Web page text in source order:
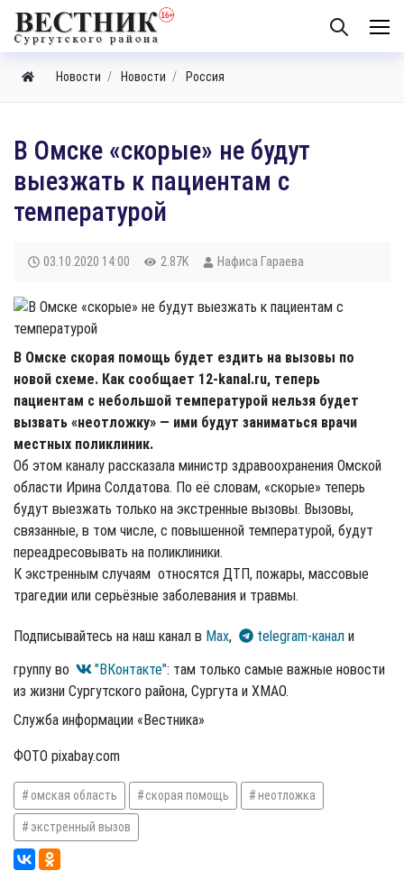
Новости Новости Россия
В Омске «скорые» не будут
выезжать к пациентам с
температурой
03.10.2020 14:00 2.87K Нафиса Гараева
В Омске скорая помощь будет ездить на вызовы по
новой схеме. Как сообщает 12-kanal.ru, теперь
пациентам с небольшой температурой нельзя будет
вызвать «неотложку» — ими будут заниматься врачи
местных поликлиник.
Об этом каналу рассказала министр здравоохранения Омской
области Ирина Солдатова. По её словам, «скорые» теперь
будут выезжать только на экстренные вызовы. Вызовы,
связанные, в том числе, с повышенной температурой, будут
переадресовывать на поликлиники.
К экстренным случаям относятся ДТП, пожары, массовые
трагедии или серьёзные заболевания и травмы.
Подписывайтесь на наш канал в Max, telegram-канал и
группу во
"ВКонтакте": там только самые важные новости
из жизни Сургутского района, Сургута и ХМАО.
Служба информации «Вестника»
ФОТО pixabay.com
омская область скорая помощь неотложка
экстренный вызов